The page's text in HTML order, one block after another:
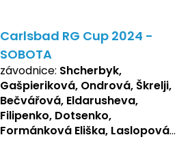
Carlsbad RG Cup 2024 -
SOBOTA
závodnice: Shcherbyk,
Gašpieriková, Ondrová, Škrelji,
Bečvářová, Eldarusheva,
Filipenko, Dotsenko,
Formánková Eliška, Laslopová